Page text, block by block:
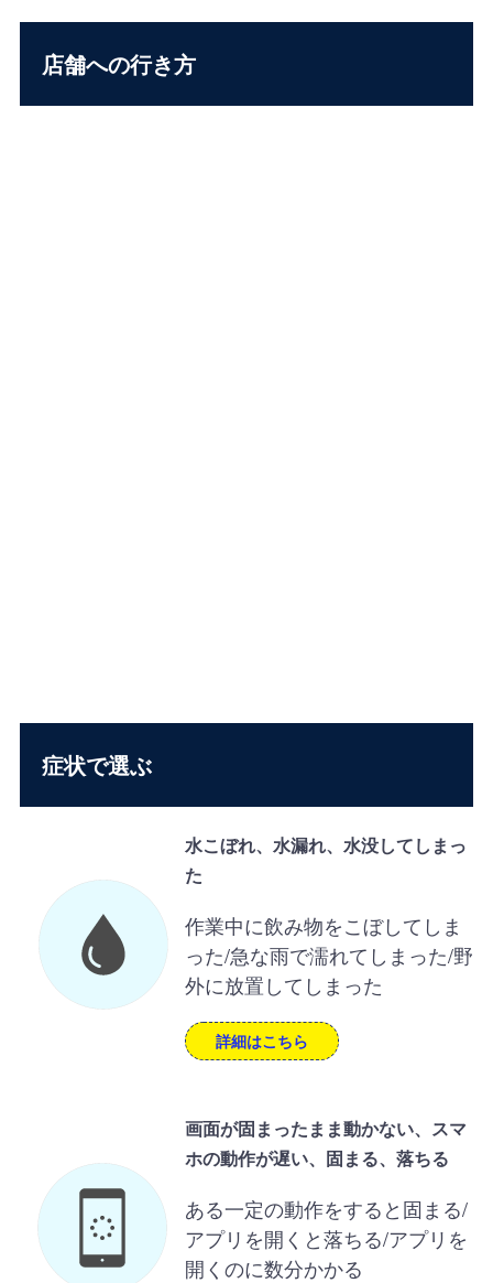
店舗への行き方
症状で選ぶ
水こぼれ、水漏れ、水没してしまっ
た
作業中に飲み物をこぼしてしま
った/急な雨で濡れてしまった/野
外に放置してしまった
詳細はこちら
画面が固まったまま動かない、スマ
ホの動作が遅い、固まる、落ちる
ある一定の動作をすると固まる/
アプリを開くと落ちる/アプリを
開くのに数分かかる